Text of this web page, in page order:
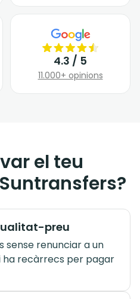
4.3 / 5
11.000+ opinions
el teu
preu
sense renunciar a un
ha recàrrecs per pagar